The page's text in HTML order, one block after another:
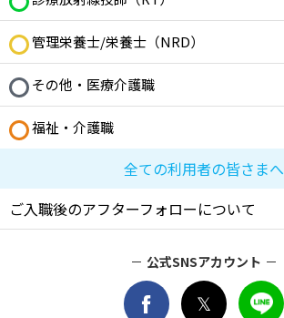
管理栄養士/栄養士（NRD）
その他・医療介護職
福祉・介護職
全ての利用者の皆さまへ
ご入職後のアフターフォローについて
公式SNSアカウント